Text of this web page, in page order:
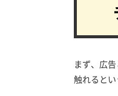
まず、広
触れると